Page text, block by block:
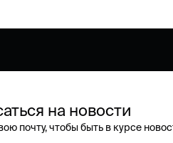
на новости
почту, чтобы быть в курсе